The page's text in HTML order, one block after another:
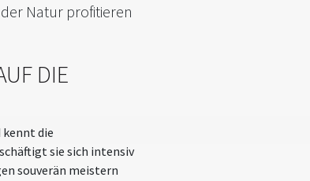
Natur profitieren
DIE
die
sie sich intensiv
souverän meistern